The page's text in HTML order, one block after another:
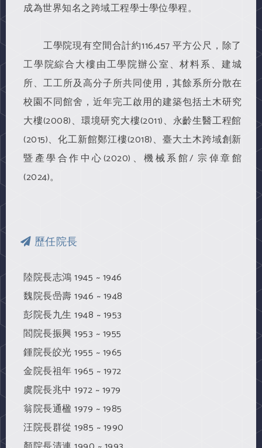
成為世界知名之跨域工程學士學位學程。
工學院現有空間合計約116,457 平方公尺，除了
工學院綜合大樓由工學院辦公室、材料系、建城
所、工工所及高分子所共同使用，其餘系所分散在
校園不同館舍，近年完工啟用的建築包括土木研究
大樓(2008)、環境研究大樓(2011)、永齡生醫工程館
(2015)、化工新館鄭江樓(2018)、臺大土木跨域創新
暨產學合作中心(2020)、機械系館/ 宗倬章館
(2024)。
歷任院長
陸院長志鴻 1945 ~ 1946
魏院長喦壽 1946 ~ 1948
彭院長九生 1948 ~ 1953
閻院長振興 1953 ~ 1955
鍾院長皎光 1955 ~ 1965
金院長祖年 1965 ~ 1972
虞院長兆中 1972 ~ 1979
翁院長通楹 1979 ~ 1985
汪院長群從 1985 ~ 1990